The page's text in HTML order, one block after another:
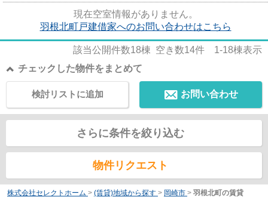
現在空室情報がありません。
羽根北町戸建借家へのお問い合わせはこちら
該当公開件数18棟 空き数14件 1-18棟表示
チェックした物件をまとめて
お問い合わせ
検討リストに追加
さらに条件を絞り込む
物件リクエスト
株式会社セレクトホーム > (賃貸)地域から探す > 岡崎市 > 羽根北町の賃貸